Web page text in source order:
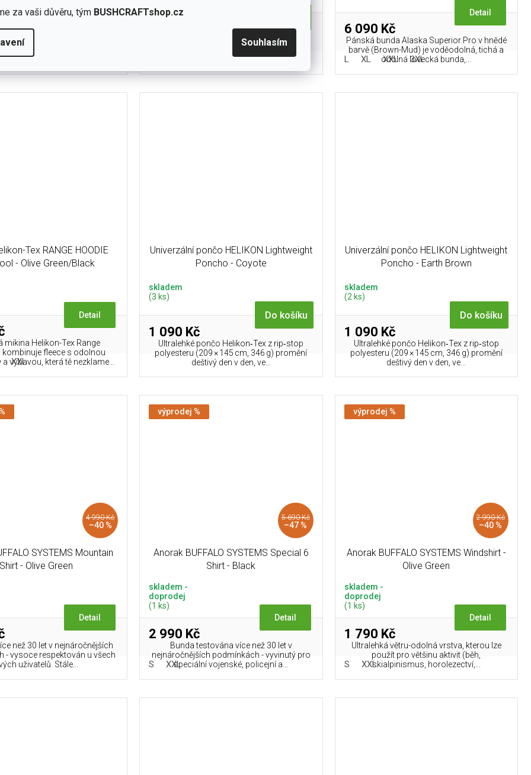
za vaši důvěru, tým BUSHCRAFTshop.cz
Souhlasím
Detail
fleecová bunda Helikon-Tex
teplo a pohodlí,...
XL XXL
Jednoduché připevnění k anorakům a
bundám BUFFALO Systems.
6 090 Kč
Detail
Pánská bunda Alaska Superior Pro v hnědé
barvě (Brown-Mud) je voděodolná, tichá a
odolná lovecká bunda,...
L XL XXL 3XL
Tex RANGE HOODIE
- Olive Green/Black
Detail
mikina Helikon-Tex Range
fleece s odolnou
výbavou, která tě nezklame...
XXL
Univerzální pončo HELIKON Lightweight
Poncho - Coyote
skladem
(3 ks)
1 090 Kč
Do košíku
Ultralehké pončo Helikon‑Tex z rip‑stop
polyesteru (209 × 145 cm, 346 g) promění
deštivý den v den, ve...
Univerzální pončo HELIKON Lightweight
Poncho - Earth Brown
skladem
(2 ks)
1 090 Kč
Do košíku
Ultralehké pončo Helikon‑Tex z rip‑stop
polyesteru (209 × 145 cm, 346 g) promění
deštivý den v den, ve...
4 990 Kč
–40 %
SYSTEMS Mountain
Shirt - Olive Green
Detail
než 30 let v nejnáročnějších
- vysoce respektován u všech
uživatelů. Stále...
výprodej %
5 690 Kč
–47 %
Anorak BUFFALO SYSTEMS Special 6
Shirt - Black
skladem -
doprodej
(1 ks)
2 990 Kč
Detail
Bunda testována více než 30 let v
nejnáročnějších podmínkách - vyvinutý pro
speciální vojenské, policejní a...
S XXL
výprodej %
2 990 Kč
–40 %
Anorak BUFFALO SYSTEMS Windshirt -
Olive Green
skladem -
doprodej
(1 ks)
1 790 Kč
Detail
Ultralehká větru-odolná vrstva, kterou lze
použít pro většinu aktivit (běh,
skialpinismus, horolezectví,...
S XXL